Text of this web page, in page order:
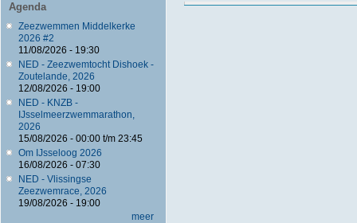
Agenda
Zeezwemmen Middelkerke
2026 #2
11/08/2026 - 19:30
NED - Zeezwemtocht Dishoek -
Zoutelande, 2026
12/08/2026 - 19:00
NED - KNZB -
IJsselmeerzwemmarathon,
2026
15/08/2026 - 00:00t/m 23:45
Om IJsseloog 2026
16/08/2026 - 07:30
NED - Vlissingse
Zeezwemrace, 2026
19/08/2026 - 19:00
meer